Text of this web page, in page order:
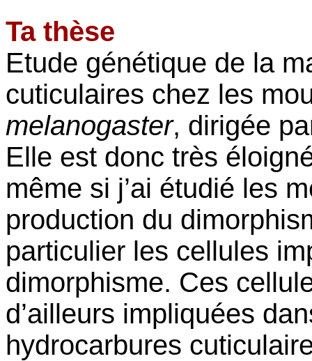
Ta thèse
Etude génétique de la
cuticulaires chez les
melanogaster, dirigée
Elle est donc très
même si j’ai étudié les
production du
particulier les cellules
dimorphisme. Ces
d’ailleurs impliquées
hydrocarbures